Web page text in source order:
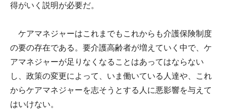
得がいく説明が必要だ。
ケアマネジャーはこれまでもこれからも介護保険制度
の要の存在である。要介護高齢者が増えていく中で、ケ
アマネジャーが足りなくなることはあってはならない
し、政策の変更によって、いま働いている人達や、これ
からケアマネジャーを志そうとする人に悪影響を与えて
はいけない。